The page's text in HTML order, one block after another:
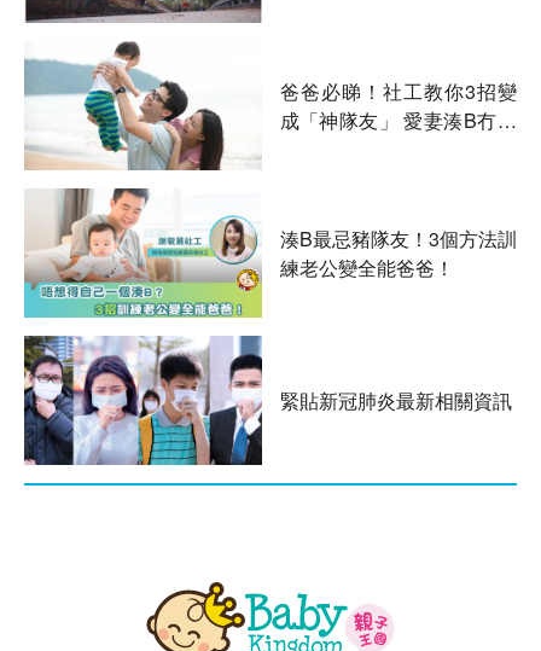
爸爸必睇！社工教你3招變
成「神隊友」 愛妻湊B冇難
湊B最忌豬隊友！3個方法訓
練老公變全能爸爸！
緊貼新冠肺炎最新相關資訊